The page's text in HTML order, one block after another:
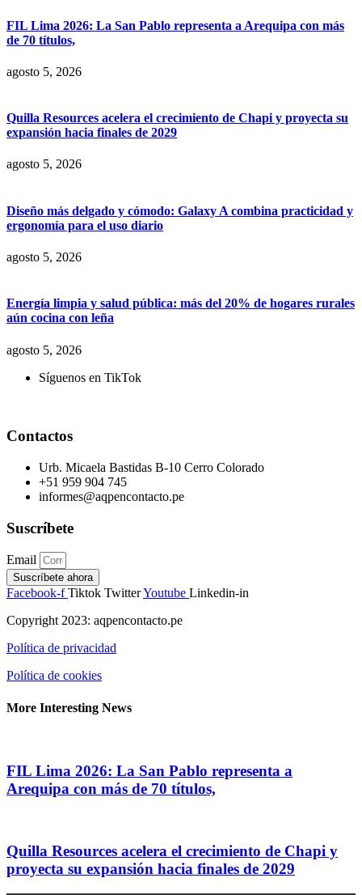
FIL Lima 2026: La San Pablo representa a Arequipa con más
de 70 títulos,
agosto 5, 2026
Quilla Resources acelera el crecimiento de Chapi y proyecta su
expansión hacia finales de 2029
agosto 5, 2026
Diseño más delgado y cómodo: Galaxy A combina practicidad y
ergonomía para el uso diario
agosto 5, 2026
Energía limpia y salud pública: más del 20% de hogares rurales
aún cocina con leña
agosto 5, 2026
Síguenos en TikTok
Contactos
Urb. Micaela Bastidas B-10 Cerro Colorado
+51 959 904 745
informes@aqpencontacto.pe
Suscríbete
Email
Suscríbete ahora
Facebook-f Tiktok TwitterYoutube Linkedin-in
Copyright 2023: aqpencontacto.pe
Política de privacidad
Política de cookies
More Interesting News
FIL Lima 2026: La San Pablo representa a
Arequipa con más de 70 títulos,
Quilla Resources acelera el crecimiento de Chapi y
proyecta su expansión hacia finales de 2029